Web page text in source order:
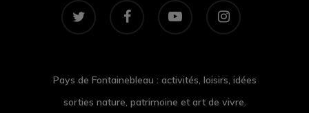
twitter facebook youtube instagram
Pays de Fontainebleau : activités, loisirs, idées
sorties nature, patrimoine et art de vivre.